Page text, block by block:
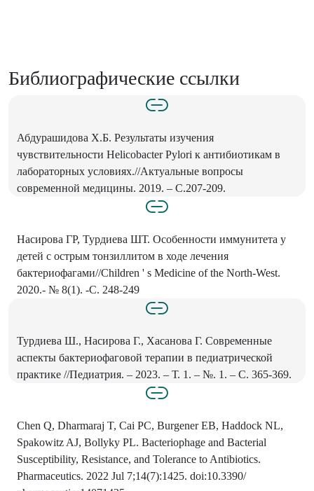
Библиографические ссылки
Абдурашидова Х.Б. Результаты изучения
чувствительности Helicobacter Pylori к антибиотикам в
лабораторных условиях.//Актуальные вопросы
современной медицины. 2019. – C.207-209.
Насирова ГР, Турдиева ШТ. Особенности иммунитета у
детей с острым тонзиллитом в ходе лечения
бактериофагами//Children ' s Medicine of the North-West.
2020.- № 8(1). -С. 248-249
Турдиева Ш., Насирова Г., Хасанова Г. Современные
аспекты бактериофаговой терапии в педиатрической
практике //Педиатрия. – 2023. – Т. 1. – №. 1. – С. 365-369.
Chen Q, Dharmaraj T, Cai PC, Burgener EB, Haddock NL,
Spakowitz AJ, Bollyky PL. Bacteriophage and Bacterial
Susceptibility, Resistance, and Tolerance to Antibiotics.
Pharmaceutics. 2022 Jul 7;14(7):1425. doi:10.3390/